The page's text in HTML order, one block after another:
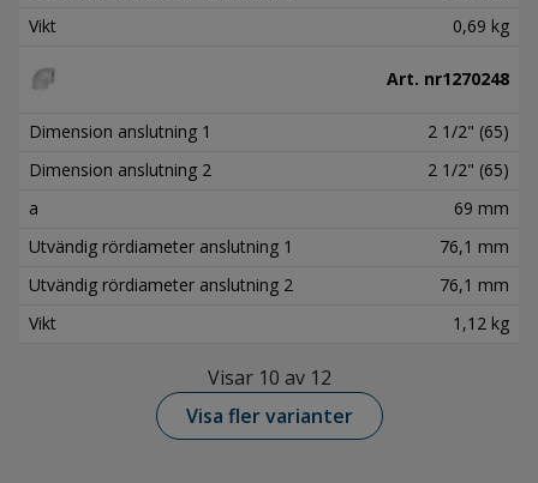
Vikt
0,69 kg
Art. nr1270248
Dimension anslutning 1
2 1/2" (65)
Dimension anslutning 2
2 1/2" (65)
a
69 mm
Utvändig rördiameter anslutning 1
76,1 mm
Utvändig rördiameter anslutning 2
76,1 mm
Vikt
1,12 kg
Visar 10 av 12
Visa fler varianter